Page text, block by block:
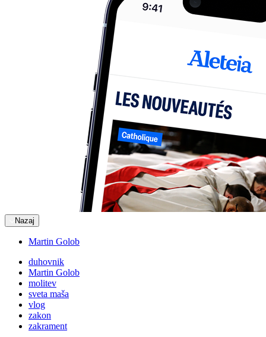
Nazaj
Martin Golob
duhovnik
Martin Golob
molitev
sveta maša
vlog
zakon
zakrament